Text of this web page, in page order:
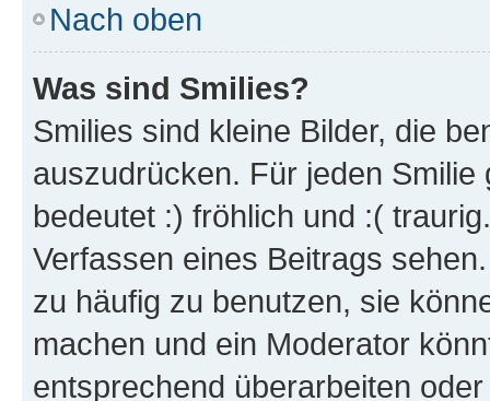
Nach oben
Was sind Smilies?
Smilies sind kleine Bilder, die
auszudrücken. Für jeden
bedeutet :) fröhlich und :(
Verfassen eines Beitrags
zu häufig zu benutzen, sie
machen und ein Moderator
entsprechend überarbeiten